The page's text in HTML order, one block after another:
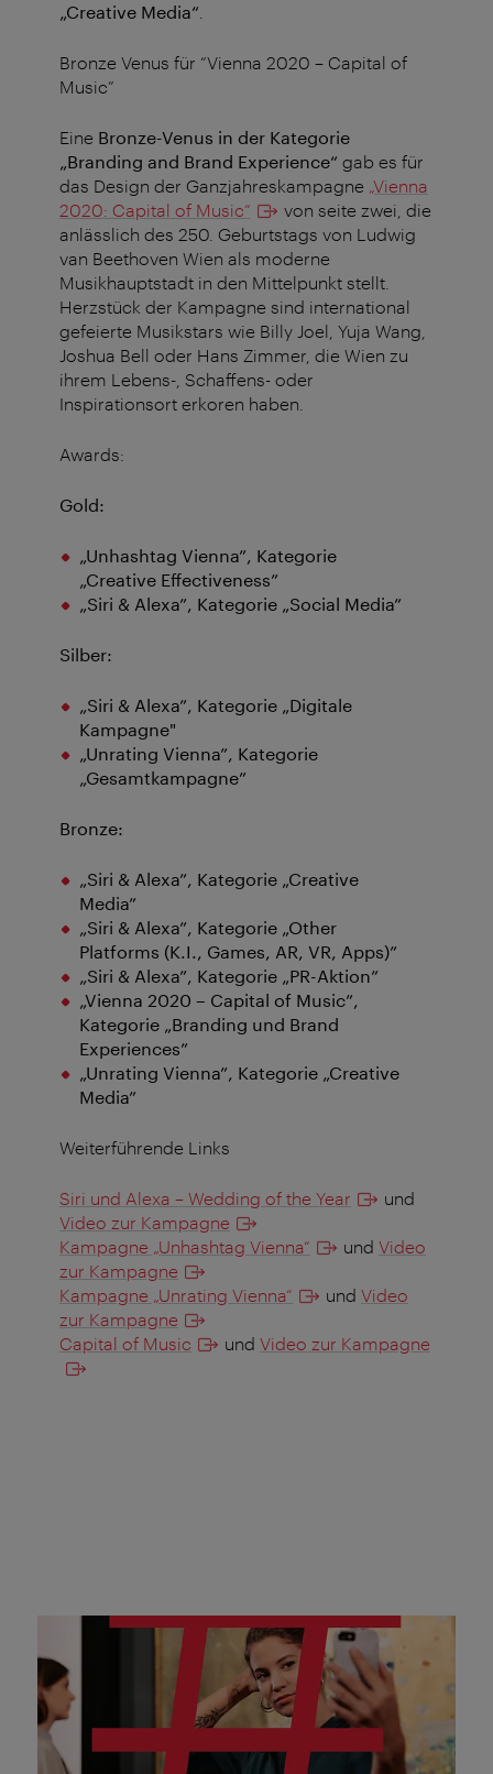
„Creative Media“
Bronze Venus für “Vienna 2020 – Capital of
Music”
Eine Bronze-Venus in der Kategorie
„Branding and Brand Experience“ gab es für
das Design der Ganzjahreskampagne „Vienna
2020: Capital of Music“
von seite zwei, die
anlässlich des 250. Geburtstags von Ludwig
van Beethoven Wien als moderne
Musikhauptstadt in den Mittelpunkt stellt.
Herzstück der Kampagne sind international
gefeierte Musikstars wie Billy Joel, Yuja Wang,
Joshua Bell oder Hans Zimmer, die Wien zu
ihrem Lebens-, Schaffens- oder
Inspirationsort erkoren haben.
Awards:
Gold:
„Unhashtag Vienna”, Kategorie
„Creative Effectiveness”
„Siri & Alexa”, Kategorie „Social Media”
Silber:
„Siri & Alexa”, Kategorie „Digitale
Kampagne"
„Unrating Vienna”, Kategorie
„Gesamtkampagne”
Bronze:
„Siri & Alexa”, Kategorie „Creative
Media”
„Siri & Alexa”, Kategorie „Other
Platforms (K.I., Games, AR, VR, Apps)”
„Siri & Alexa”, Kategorie „PR-Aktion”
„Vienna 2020 – Capital of Music”,
Kategorie „Branding und Brand
Experiences”
„Unrating Vienna”, Kategorie „Creative
Media”
Weiterführende Links
Siri und Alexa – Wedding of the Year
und
Video zur Kampagne
Kampagne „Unhashtag Vienna“
und Video
zur Kampagne
Kampagne „Unrating Vienna“
und Video
zur Kampagne
Capital of Music
und Video zur Kampagne